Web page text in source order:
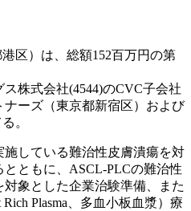
区）は、総額152百万円の第
株式会社(4544)のCVC子会社
ーズ（東京都新宿区）および
。
している難治性皮膚潰瘍を対
ともに、ASCL-PLCの難治性
象とした企業治験準備、また
Plasma、多血小板血漿）療